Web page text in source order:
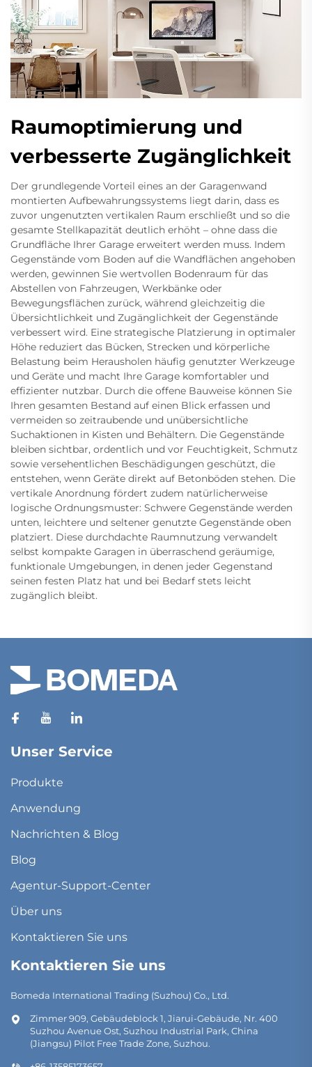
Raumoptimierung und
verbesserte Zugänglichkeit
Der grundlegende Vorteil eines an der Garagenwand
montierten Aufbewahrungssystems liegt darin, dass es
zuvor ungenutzten vertikalen Raum erschließt und so die
gesamte Stellkapazität deutlich erhöht – ohne dass die
Grundfläche Ihrer Garage erweitert werden muss. Indem
Gegenstände vom Boden auf die Wandflächen angehoben
werden, gewinnen Sie wertvollen Bodenraum für das
Abstellen von Fahrzeugen, Werkbänke oder
Bewegungsflächen zurück, während gleichzeitig die
Übersichtlichkeit und Zugänglichkeit der Gegenstände
verbessert wird. Eine strategische Platzierung in optimaler
Höhe reduziert das Bücken, Strecken und körperliche
Belastung beim Herausholen häufig genutzter Werkzeuge
und Geräte und macht Ihre Garage komfortabler und
effizienter nutzbar. Durch die offene Bauweise können Sie
Ihren gesamten Bestand auf einen Blick erfassen und
vermeiden so zeitraubende und unübersichtliche
Suchaktionen in Kisten und Behältern. Die Gegenstände
bleiben sichtbar, ordentlich und vor Feuchtigkeit, Schmutz
sowie versehentlichen Beschädigungen geschützt, die
entstehen, wenn Geräte direkt auf Betonböden stehen. Die
vertikale Anordnung fördert zudem natürlicherweise
logische Ordnungsmuster: Schwere Gegenstände werden
unten, leichtere und seltener genutzte Gegenstände oben
platziert. Diese durchdachte Raumnutzung verwandelt
selbst kompakte Garagen in überraschend geräumige,
funktionale Umgebungen, in denen jeder Gegenstand
seinen festen Platz hat und bei Bedarf stets leicht
zugänglich bleibt.
Unser Service
Produkte
Anwendung
Nachrichten & Blog
Blog
Agentur-Support-Center
Über uns
Kontaktieren Sie uns
Kontaktieren Sie uns
Bomeda International Trading (Suzhou) Co., Ltd.
Zimmer 909, Gebäudeblock 1, Jiarui-Gebäude, Nr. 400
Suzhou Avenue Ost, Suzhou Industrial Park, China
(Jiangsu) Pilot Free Trade Zone, Suzhou.